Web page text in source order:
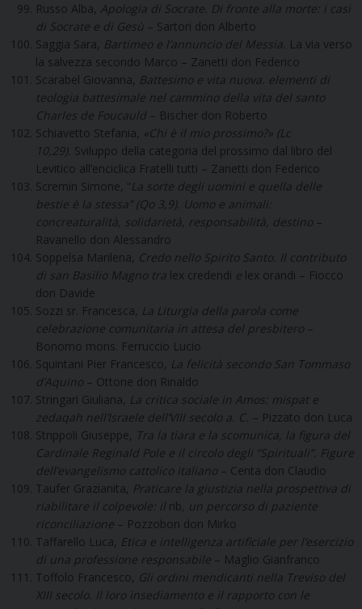
Russo Alba, Apologia di Socrate. Di fronte alla morte: i casi
di Socrate e di Gesù – Sartori don Alberto
Saggia Sara, Bartimeo e l’annuncio del Messia. La via verso
la salvezza secondo Marco – Zanetti don Federico
Scarabel Giovanna, Battesimo e vita nuova. elementi di
teologia battesimale nel cammino della vita del santo
Charles de Foucauld – Bischer don Roberto
Schiavetto Stefania, «Chi è il mio prossimo?» (Lc
10,29). Sviluppo della categoria del prossimo dal libro del
Levitico all’enciclica Fratelli tutti – Zanetti don Federico
Scremin Simone, “La sorte degli uomini e quella delle
bestie è la stessa” (Qo 3,9). Uomo e animali:
concreaturalità, solidarietà, responsabilità, destino –
Ravanello don Alessandro
Soppelsa Marilena, Credo nello Spirito Santo. Il contributo
di san Basilio Magno tra lex credendi e lex orandi – Fiocco
don Davide
Sozzi sr. Francesca, La Liturgia della parola come
celebrazione comunitaria in attesa del presbitero –
Bonomo mons. Ferruccio Lucio
Squintani Pier Francesco, La felicità secondo San Tommaso
d’Aquino – Ottone don Rinaldo
Stringari Giuliana, La critica sociale in Amos: mispat e
zedaqah nell’Israele dell’VIII secolo a. C. – Pizzato don Luca
Strippoli Giuseppe, Tra la tiara e la scomunica, la figura del
Cardinale Reginald Pole e il circolo degli “Spirituali”. Figure
dell’evangelismo cattolico italiano – Centa don Claudio
Taufer Grazianita, Praticare la giustizia nella prospettiva di
riabilitare il colpevole: il rib , un percorso di paziente
riconciliazione – Pozzobon don Mirko
Taffarello Luca, Etica e intelligenza artificiale per l’esercizio
di una professione responsabile – Maglio Gianfranco
Toffolo Francesco, Gli ordini mendicanti nella Treviso del
XIII secolo. Il loro insediamento e il rapporto con le